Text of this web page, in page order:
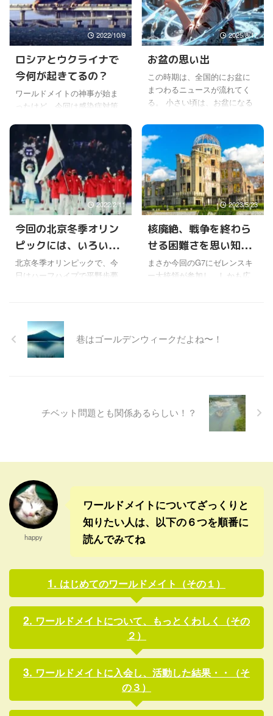
てきた。 去年の１２月に、シ
ドニーで起きた人質立てこも
り事件発生を受けて出して以
が実感として危険性を感じる
人がはるかに多い気がする。
ベルギーでのテロ情報や、エ
ジプトやチェニジアでもテロ
が活発化しているのが心配
だ。 そして、シリアやイスラ
ム国をめぐる問題の解決 ...
けど、ここには偉大な女神様
がいらっしゃる、もっとも大
切な神域になる。 ところで、
事のタイミングに合わせるか
のように、地震のニュースが
いくつかあった。 まず10月31
日に、房総沖でスロー地震と
震はプレート境界に沿って固
着域のやや深い側 ...
2022/10/9
ロシアとウクライナで
今何が起きてるの？
ワールドメイトの神事が始ま
ったけど、今回は感染症対策
送での参加になった。 その神
事の中でもウクライナとロシ
アの戦争のことを祈るけど
ね。 最近TVで見たのは、ウク
ライナがロシア兵に降参のや
り方をネットで教えていて、
実際に降参する兵士も出てい
るそうだ。 ゼレンスキー大統
領は、ロシア兵に対して前線
に送り込まれた場合には、逃
亡や投降することは呼びかけ
ていたよね。 戦場で命を落と
でも、徴兵を逃れて脱出する
ロシア ...
2025/8/17
お盆の思い出
この時期は、全国的にお盆に
まつわるニュースが流れてく
る。 小さい頃は、お盆になる
母のいる家に集まっていたけ
どね。 祖父母が亡くなると、
だんだんそんな機会もなくな
っていった。 おばあちゃんが
亡くなった時は、すごく悲し
かったけど、初盆のときに部
屋の中におばあちゃんが居た
のを見たと母親が言った。 お
盆だから、やっぱり家に帰っ
てきたのかなと、それほど不
ね。 ワールドメイトに入会す
2022/2/11
今回の北京冬季オリン
ピックには、いろいろ
なことがあるけど。
北京冬季オリンピックで、今
日はハーフハイプで平野歩夢
ク1440」を決めていたのに思
ったほど採点が伸びず、暫定2
位だったからハラハラしたけ
がしていた。 しかし最後の３
高の大舞台で、誰もできない
技を連発するところがスゴい
なと思 ...
2023/5/23
核廃絶、戦争を終わら
せる困難さを思い知っ
た広島G7サミット
まさか今回のG7にゼレンスキ
ー大統領が参加し、しかも広
な関係だった韓国の大統領ま
年までは全く思いもしなかっ
た。 ロシアのウクライナ侵攻
によって、核廃絶なんてます
況だっ ...
巷はゴールデンウィークだよね〜！
チベット問題とも関係あるらしい！？
happy
ワールドメイトについてざっくりと
知りたい人は、以下の６つを順番に
読んでみてね
はじめてのワールドメイト（その１）
ワールドメイトについて、もっとくわしく（その
２）
ワールドメイトに入会し、活動した結果・・（そ
の３）